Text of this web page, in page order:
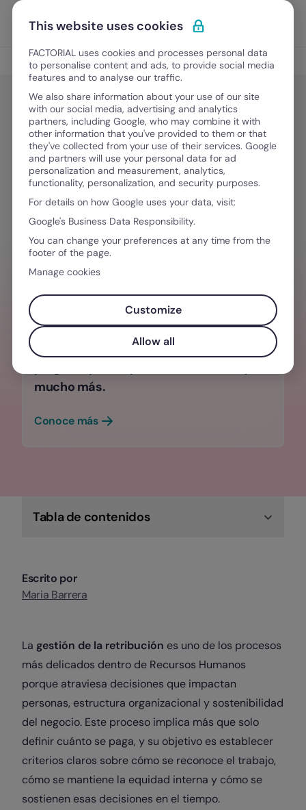
Ir al contenido
Pedir una demo
Gestión del Talento
Gestión del Talento
Gestión de la retribución: guía
completa para RR. HH. y empresas
en México
February 9, 2026· 10 minutos de lectura
¿NECESITAS AYUDA GESTIONANDO
EQUIPOS?
Selecciona a las personas ideales para
tu equipo en menos tiempo, sigue su
mucho más.
Conoce más
Tabla de contenidos
Escrito por
Maria Barrera
La gestión de la retribución es uno de los procesos
más delicados dentro de Recursos Humanos
porque atraviesa decisiones que impactan
personas, estructura organizacional y sostenibilidad
del negocio. Este proceso implica más que solo
definir cuánto se paga, y su objetivo es establecer
criterios claros sobre cómo se reconoce el trabajo,
cómo se mantiene la equidad interna y cómo se
sostienen esas decisiones en el tiempo.
This website uses cookies
FACTORIAL uses cookies and processes personal data
to personalise content and ads, to provide social media
features and to analyse our traffic.
We also share information about your use of our site
with our social media, advertising and analytics
partners, including Google, who may combine it with
other information that you've provided to them or that
they've collected from your use of their services. Google
and partners will use your personal data for ad
personalization and measurement, analytics,
functionality, personalization, and security purposes.
For details on how Google uses your data, visit:
Google's Business Data Responsibility.
You can change your preferences at any time from the
footer of the page.
Manage cookies
Customize
Allow all